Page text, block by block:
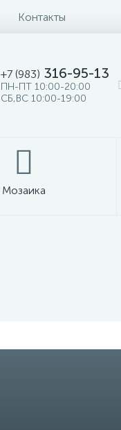
Контакты
+7 (983) 316-95-13
ПН-ПТ 10:00-20:00
СБ,ВС 10:00-19:00
Мозаика